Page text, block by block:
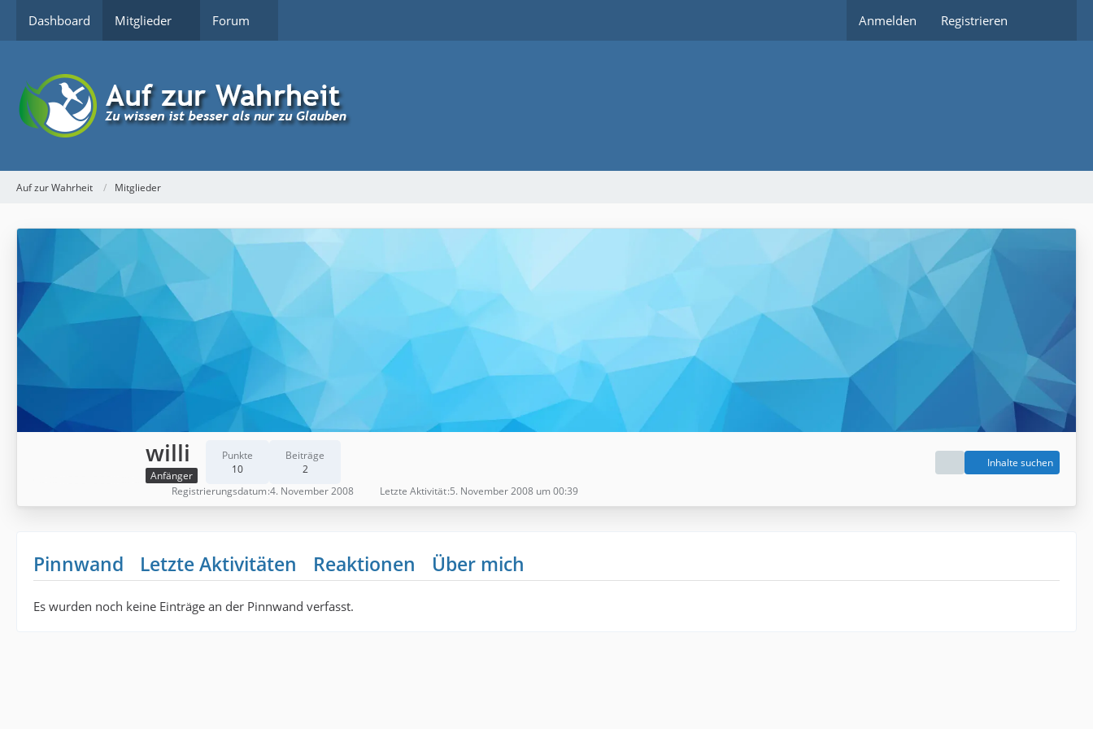
Dashboard Mitglieder Forum Anmelden Registrieren
Auf zur Wahrheit Mitglieder
willi
Anfänger
Punkte
10
Beiträge
2
Inhalte suchen
Registrierungsdatum 4. November 2008 Letzte Aktivität 5. November 2008 um 00:39
Pinnwand Letzte Aktivitäten Reaktionen Über mich
Es wurden noch keine Einträge an der Pinnwand verfasst.